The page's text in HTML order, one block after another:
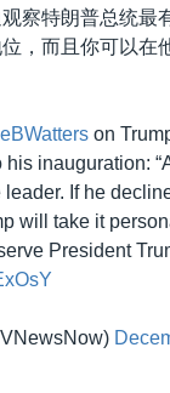
察特朗普总统最
，而且你可以在
on
inauguration:
If he
will take it
President